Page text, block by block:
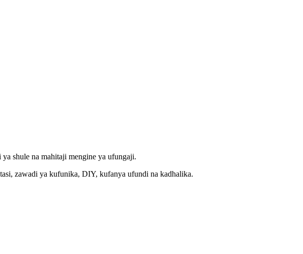
shule na mahitaji mengine ya ufungaji.
zawadi ya kufunika, DIY, kufanya ufundi na kadhalika.